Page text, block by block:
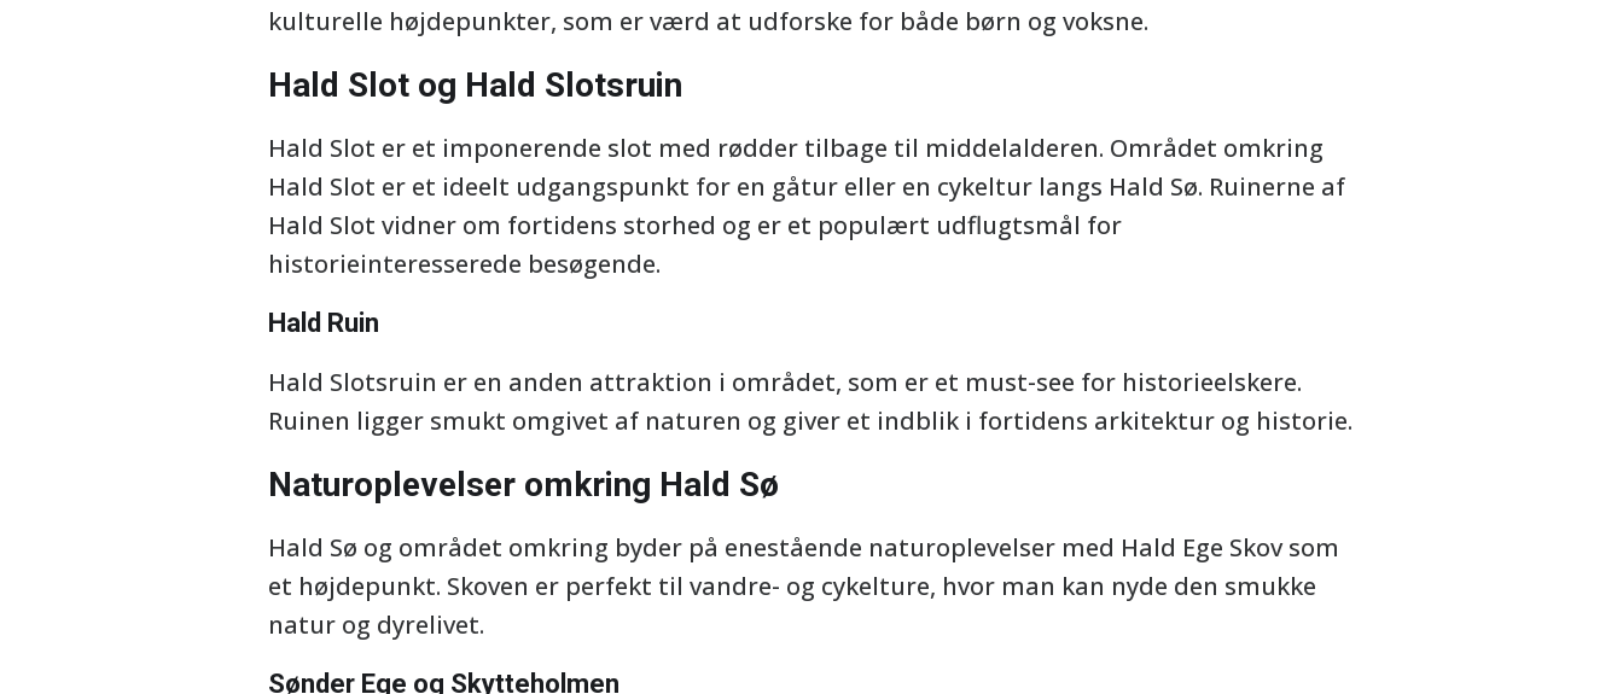
kulturelle højdepunkter, som er værd at udforske for både børn og voksne.
Hald Slot og Hald Slotsruin
Hald Slot er et imponerende slot med rødder tilbage til middelalderen. Området omkring
Hald Slot er et ideelt udgangspunkt for en gåtur eller en cykeltur langs Hald Sø. Ruinerne af
Hald Slot vidner om fortidens storhed og er et populært udflugtsmål for
historieinteresserede besøgende.
Hald Ruin
Hald Slotsruin er en anden attraktion i området, som er et must-see for historieelskere.
Ruinen ligger smukt omgivet af naturen og giver et indblik i fortidens arkitektur og historie.
Naturoplevelser omkring Hald Sø
Hald Sø og området omkring byder på enestående naturoplevelser med Hald Ege Skov som
et højdepunkt. Skoven er perfekt til vandre- og cykelture, hvor man kan nyde den smukke
natur og dyrelivet.
Sønder Ege og Skytteholmen